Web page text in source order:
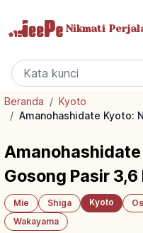
Nikmati
Beranda / Kyoto
/ Amanohashidate Kyoto:
Amanohashidate
Gosong Pasir 3,6
Mie Shiga Kyoto
Wakayama